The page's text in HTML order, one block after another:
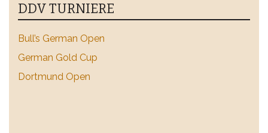
DDV TURNIERE
Bull’s German Open
German Gold Cup
Dortmund Open